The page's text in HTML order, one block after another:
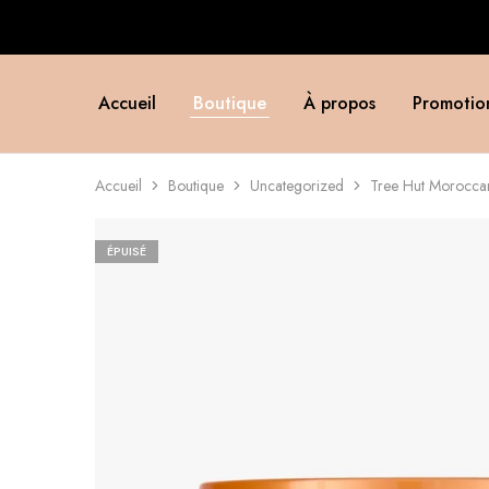
Accueil Boutique À propos
Accueil Boutique Uncategorized Tree Hut
ÉPUISÉ